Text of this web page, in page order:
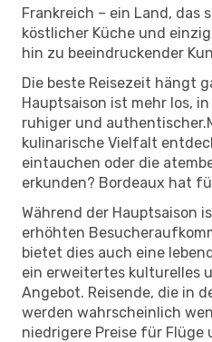
Frankreich – ein Land, das
köstlicher Küche und
hin zu beeindruckender
Die beste Reisezeit hängt
Hauptsaison ist mehr los,
ruhiger und
kulinarische Vielfalt
eintauchen oder die
erkunden? Bordeaux hat
Während der Hauptsaison
erhöhten
bietet dies auch eine
ein erweitertes kulturelles
Angebot. Reisende, die in
werden wahrscheinlich
niedrigere Preise für